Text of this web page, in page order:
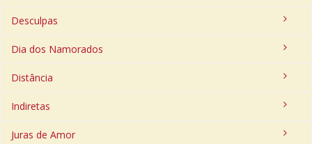
Desculpas
Dia dos Namorados
Distância
Indiretas
Juras de Amor